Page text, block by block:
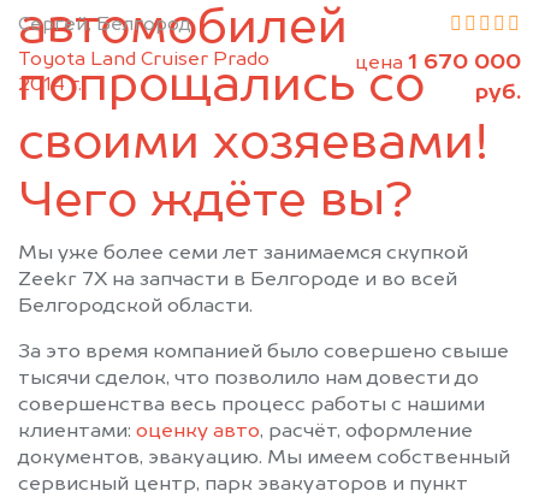
Сергей, Белгород
Toyota Land Cruiser Prado
2014 г.
цена 1 670 000
руб.
автомобилей
попрощались со
своими хозяевами!
Чего ждёте вы?
Мы уже более семи лет занимаемся скупкой
Zeekr 7X на запчасти в Белгороде и во всей
Белгородской области.
За это время компанией было совершено свыше
тысячи сделок, что позволило нам довести до
совершенства весь процесс работы с нашими
клиентами: оценку авто, расчёт, оформление
документов, эвакуацию. Мы имеем собственный
сервисный центр, парк эвакуаторов и пункт